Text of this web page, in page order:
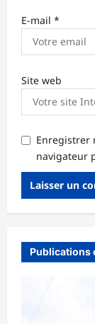
E-mail *
Site web
Enregistrer
navigateur
Publications